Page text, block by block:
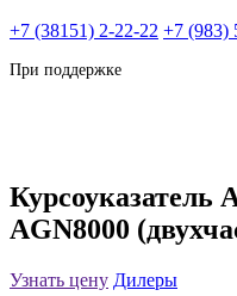
+7 (38151) 2-22-22 +7 (983)
При поддержке
Курсоуказатель
AGN8000
Узнать цену Дилеры